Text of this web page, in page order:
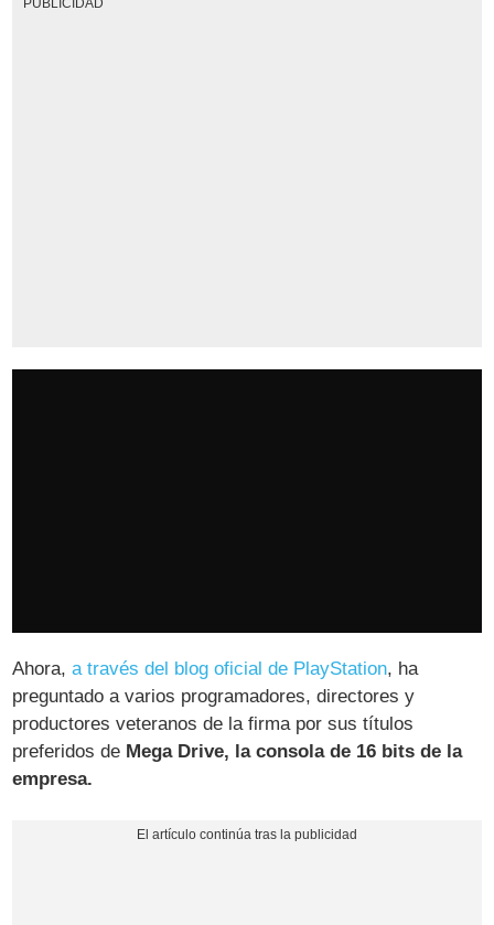
PUBLICIDAD
Ahora,a través del blog oficial de PlayStation, ha
preguntado a varios programadores, directores y
productores veteranos de la firma por sus títulos
preferidos de Mega Drive, la consola de 16 bits de la
empresa.